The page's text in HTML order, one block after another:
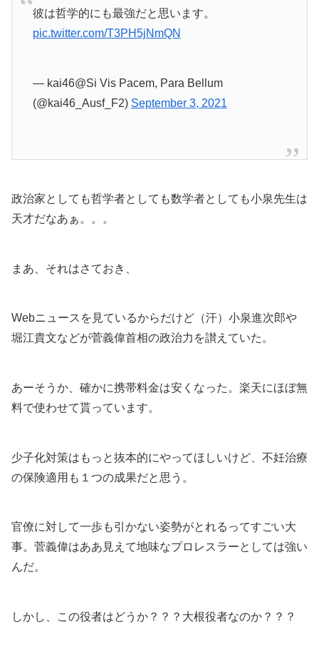
彼は哲学的にも最強だと思います。
pic.twitter.com/T3PH5jNmQN
— kai46@Si Vis Pacem, Para Bellum
(@kai46_Ausf_F2) September 3, 2021
政治家としても哲学者としても数学者としても小泉先生は
天才だなあぁ。。。
まあ、それはさておき、
Webニュースを見ているからだけど（汗）小泉進次郎や
堀江貴文などが菅義偉首相の政治力を讃えていた。
あーそうか、確かに携帯料金は安くなった。楽天にほぼ無
料で使わせて貰っています。
少子化対策はもっと抜本的にやってほしいけど、不妊治療
の保険適用も１つの成果だと思う。
官僚に対して一歩も引かない姿勢がとれるってすごい大
事。菅義偉はああ見えて地味なプロレスラーとしては強い
んだ。
しかし、この役者はどうか？？？大根役者なのか？？？